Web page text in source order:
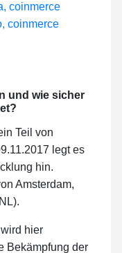
und wie sicher
Teil von
legt es
hin.
Amsterdam,
hier
Bekämpfung der